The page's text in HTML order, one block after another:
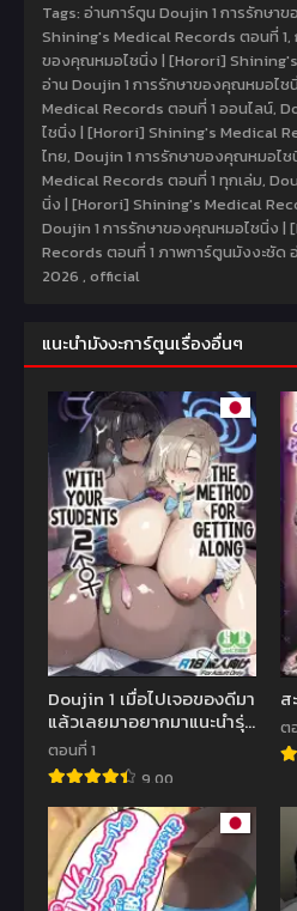
Tags: อ่านการ์ตูน Doujin 1 การรักษ
Shining′s Medical Records ตอนที่ 1,
ของคุณหมอไชนิ่ง | [Horori]
อ่าน Doujin 1 การรักษาของคุณหมอไช
Medical Records ตอนที่ 1 ออนไลน์,
ไชนิ่ง | [Horori] Shining′s Medical
ไทย, Doujin 1 การรักษาของคุณหมอไ
Medical Records ตอนที่ 1 ทุกเล่ม,
นิ่ง | [Horori] Shining′s Medical
Doujin 1 การรักษาของคุณหมอไชนิ่ง |
Records ตอนที่ 1 ภาพการ์ตูนมังงะชัด อ่
2026 , official
แนะนำมังงะการ์ตูนเรื่องอื่นๆ
Doujin 1 เมื่อไปเจอของดีมา
แล้วเลยมาอยากมาแนะนำรุ่น
น้องต่อ
ตอนที่ 1
9.00
ส
ต